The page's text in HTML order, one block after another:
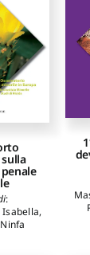
:
Isabella,